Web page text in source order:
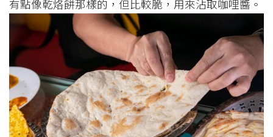
有點像乾烙餅那樣的，但比較脆，用來沾取咖哩醬。